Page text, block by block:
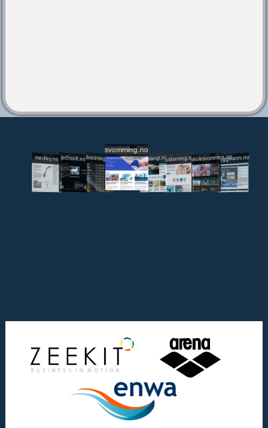
medley.no jechsoft.nolivetiming.medley.no
svomming.no
svomlangt.noutdanning.svomming.no
skolesvommen.notryggivann.no